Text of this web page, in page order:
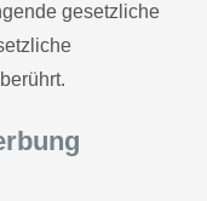
gesetzliche